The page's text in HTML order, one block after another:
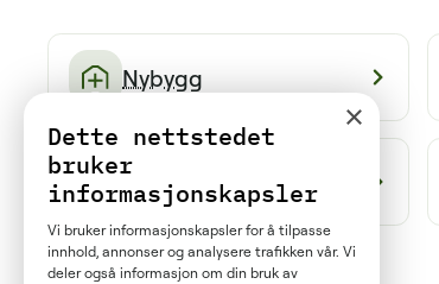
Nybygg
Tak og fasade
×
Dette nettstedet
bruker
informasjonskapsler
Vi bruker informasjonskapsler for å tilpasse
innhold, annonser og analysere trafikken vår. Vi
deler også informasjon om din bruk av